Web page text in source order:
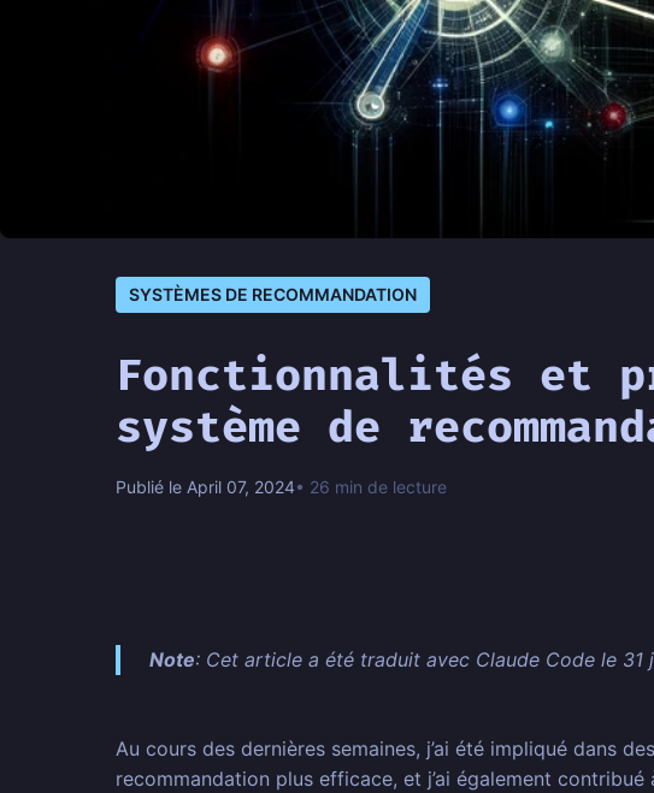
SYSTÈMES DE RECOMMANDATION
Fonctionnalités et
système de
Publié le April 07, 2024• 26 min de lecture
Note: Cet article a été traduit avec Claude Code le
Au cours des dernières semaines, j’ai été impliqué dans
recommandation plus efficace, et j’ai également